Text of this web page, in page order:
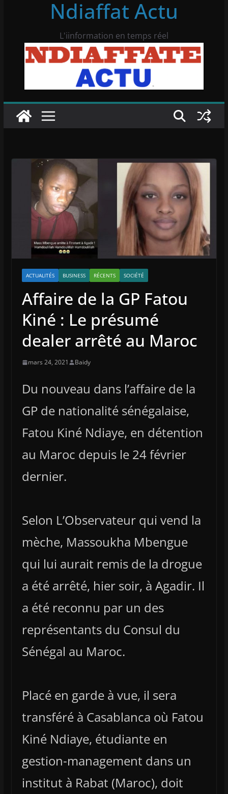
Ndiaffat Actu
L'iinformation en temps réel
ACTUALITÉS BUSINESS RÉCENTS SOCIÉTÉ
Affaire de la GP Fatou
Kiné : Le présumé
dealer arrêté au Maroc
mars 24, 2021 Baidy
Du nouveau dans l’affaire de la
GP de nationalité sénégalaise,
Fatou Kiné Ndiaye, en détention
au Maroc depuis le 24 février
dernier.
Selon L’Observateur qui vend la
mèche, Massoukha Mbengue
qui lui aurait remis de la drogue
a été arrêté, hier soir, à Agadir. Il
a été reconnu par un des
représentants du Consul du
Sénégal au Maroc.
Placé en garde à vue, il sera
transféré à Casablanca où Fatou
Kiné Ndiaye, étudiante en
gestion-management dans un
institut à Rabat (Maroc), doit